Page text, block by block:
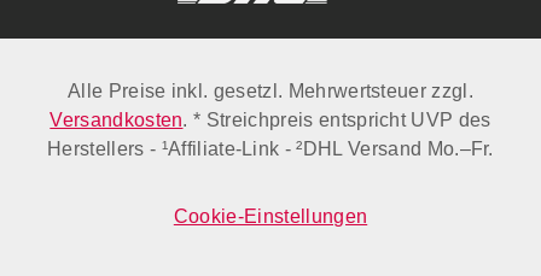
Alle Preise inkl. gesetzl. Mehrwertsteuer zzgl.
Versandkosten. * Streichpreis entspricht UVP des
Herstellers - ¹Affiliate-Link - ²DHL Versand Mo.–Fr.
Cookie-Einstellungen